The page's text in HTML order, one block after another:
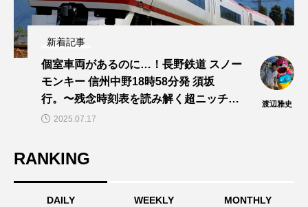
新着記事
個室車両があるのに…！長野鉄道 スノー
モンキー 信州中野18時58分発 須坂
行。〜残念時刻表を読み解く超ニッチ企
画！～「渡辺雅史の残念な鉄道時刻表」
渡辺雅史
2025.07.17
RANKING
DAILY WEEKLY MONTHLY